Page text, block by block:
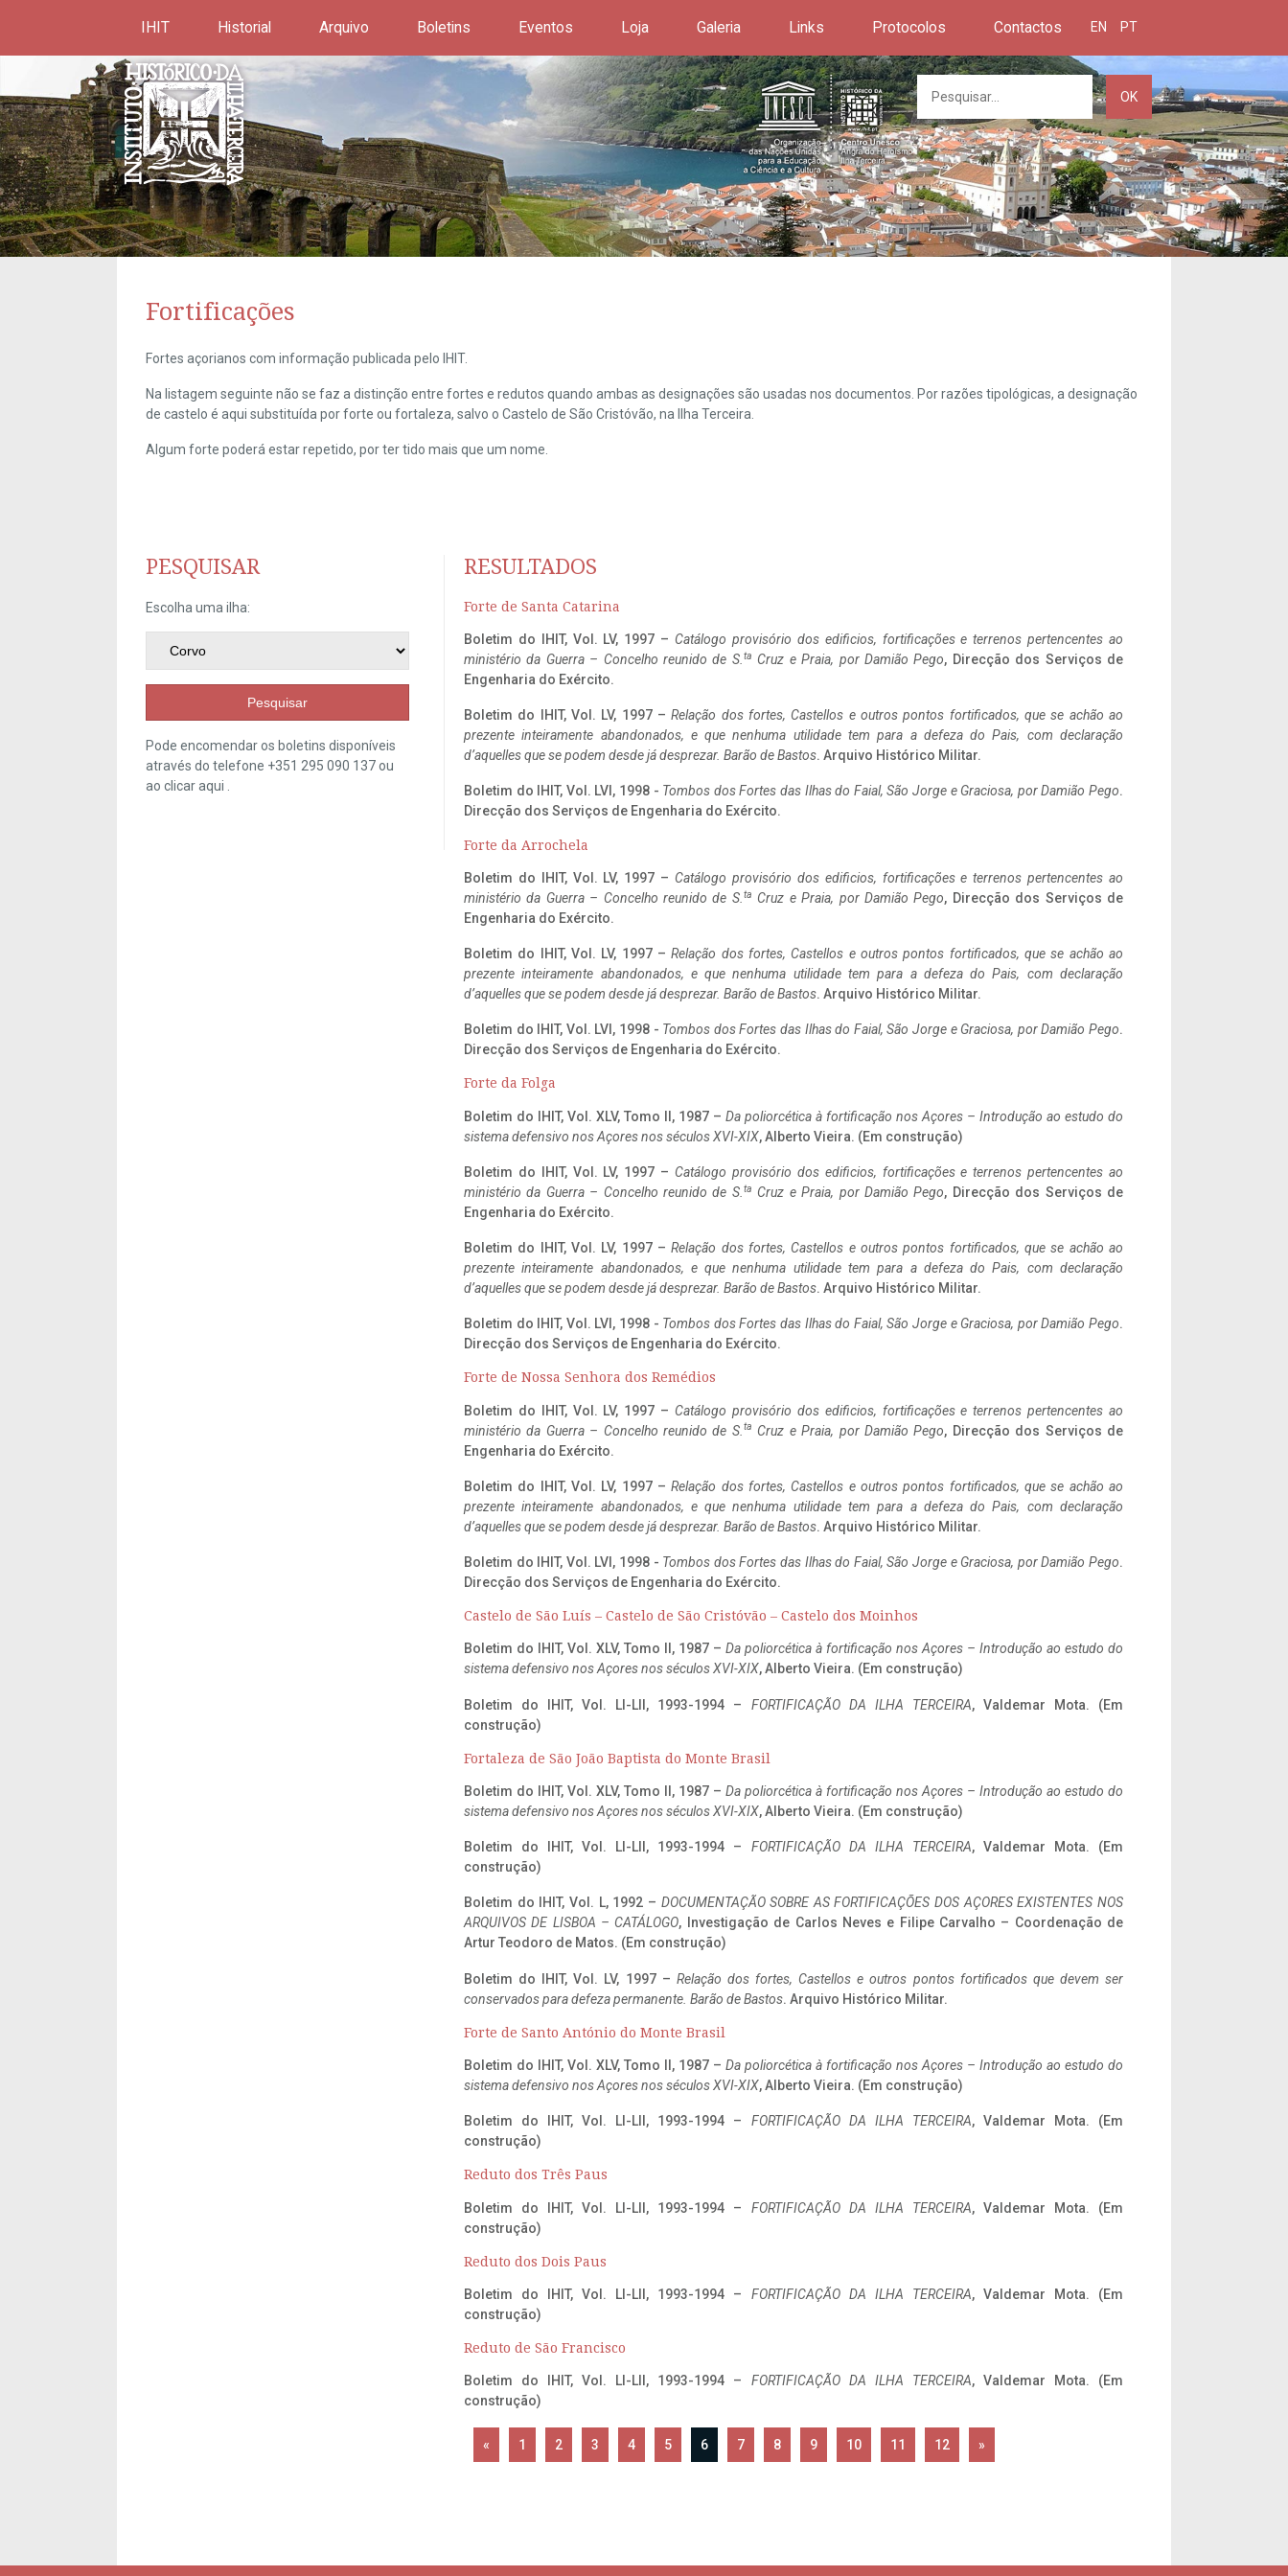
IHIT Historial Arquivo Boletins Eventos Loja Galeria Links Protocolos Contactos EN PT
OK
Fortificações
Fortes açorianos com informação publicada pelo IHIT.
Na listagem seguinte não se faz a distinção entre fortes e redutos quando ambas as designações são usadas nos documentos. Por razões tipológicas, a designação
de castelo é aqui substituída por forte ou fortaleza, salvo o Castelo de São Cristóvão, na Ilha Terceira.
Algum forte poderá estar repetido, por ter tido mais que um nome.
PESQUISAR
Escolha uma ilha:
Pesquisar
Pode encomendar os boletins disponíveis
através do telefone +351 295 090 137 ou
ao clicaraqui
RESULTADOS
Forte de Santa Catarina
Boletim do IHIT, Vol. LV, 1997 – Catálogo provisório dos edificios, fortificações e terrenos pertencentes ao
ministério da Guerra – Concelho reunido de S. ta Cruz e Praia, por Damião Pego, Direcção dos Serviços de
Engenharia do Exército.
Boletim do IHIT, Vol. LV, 1997 –Relação dos fortes, Castellos e outros pontos fortificados, que se achão ao
prezente inteiramente abandonados, e que nenhuma utilidade tem para a defeza do Pais, com declaração
d’aquelles que se podem desde já desprezar. Barão de Bastos. Arquivo Histórico Militar.
Boletim do IHIT, Vol. LVI, 1998 - Tombos dos Fortes das Ilhas do Faial, São Jorge e Graciosa, por Damião Pego.
Direcção dos Serviços de Engenharia do Exército.
Forte da Arrochela
Boletim do IHIT, Vol. LV, 1997 – Catálogo provisório dos edificios, fortificações e terrenos pertencentes ao
ministério da Guerra – Concelho reunido de S. ta Cruz e Praia, por Damião Pego, Direcção dos Serviços de
Engenharia do Exército.
Boletim do IHIT, Vol. LV, 1997 –Relação dos fortes, Castellos e outros pontos fortificados, que se achão ao
prezente inteiramente abandonados, e que nenhuma utilidade tem para a defeza do Pais, com declaração
d’aquelles que se podem desde já desprezar. Barão de Bastos. Arquivo Histórico Militar.
Boletim do IHIT, Vol. LVI, 1998 - Tombos dos Fortes das Ilhas do Faial, São Jorge e Graciosa, por Damião Pego.
Direcção dos Serviços de Engenharia do Exército.
Forte da Folga
Boletim do IHIT, Vol. XLV, Tomo II, 1987 – Da poliorcética à fortificação nos Açores – Introdução ao estudo do
sistema defensivo nos Açores nos séculos XVI-XIX, Alberto Vieira. (Em construção)
Boletim do IHIT, Vol. LV, 1997 – Catálogo provisório dos edificios, fortificações e terrenos pertencentes ao
ministério da Guerra – Concelho reunido de S. ta Cruz e Praia, por Damião Pego, Direcção dos Serviços de
Engenharia do Exército.
Boletim do IHIT, Vol. LV, 1997 –Relação dos fortes, Castellos e outros pontos fortificados, que se achão ao
prezente inteiramente abandonados, e que nenhuma utilidade tem para a defeza do Pais, com declaração
d’aquelles que se podem desde já desprezar. Barão de Bastos. Arquivo Histórico Militar.
Boletim do IHIT, Vol. LVI, 1998 - Tombos dos Fortes das Ilhas do Faial, São Jorge e Graciosa, por Damião Pego.
Direcção dos Serviços de Engenharia do Exército.
Forte de Nossa Senhora dos Remédios
Boletim do IHIT, Vol. LV, 1997 – Catálogo provisório dos edificios, fortificações e terrenos pertencentes ao
ministério da Guerra – Concelho reunido de S. ta Cruz e Praia, por Damião Pego, Direcção dos Serviços de
Engenharia do Exército.
Boletim do IHIT, Vol. LV, 1997 –Relação dos fortes, Castellos e outros pontos fortificados, que se achão ao
prezente inteiramente abandonados, e que nenhuma utilidade tem para a defeza do Pais, com declaração
d’aquelles que se podem desde já desprezar. Barão de Bastos. Arquivo Histórico Militar.
Boletim do IHIT, Vol. LVI, 1998 - Tombos dos Fortes das Ilhas do Faial, São Jorge e Graciosa, por Damião Pego.
Direcção dos Serviços de Engenharia do Exército.
Castelo de São Luís – Castelo de São Cristóvão – Castelo dos Moinhos
Boletim do IHIT, Vol. XLV, Tomo II, 1987 – Da poliorcética à fortificação nos Açores – Introdução ao estudo do
sistema defensivo nos Açores nos séculos XVI-XIX, Alberto Vieira. (Em construção)
Boletim do IHIT, Vol. LI-LII, 1993-1994 – FORTIFICAÇÃO DA ILHA TERCEIRA, Valdemar Mota. (Em
construção)
Fortaleza de São João Baptista do Monte Brasil
Boletim do IHIT, Vol. XLV, Tomo II, 1987 – Da poliorcética à fortificação nos Açores – Introdução ao estudo do
sistema defensivo nos Açores nos séculos XVI-XIX, Alberto Vieira. (Em construção)
Boletim do IHIT, Vol. LI-LII, 1993-1994 – FORTIFICAÇÃO DA ILHA TERCEIRA, Valdemar Mota. (Em
construção)
Boletim do IHIT, Vol. L, 1992 – DOCUMENTAÇÃO SOBRE AS FORTIFICAÇÕES DOS AÇORES EXISTENTES NOS
ARQUIVOS DE LISBOA – CATÁLOGO, Investigação de Carlos Neves e Filipe Carvalho – Coordenação de
Artur Teodoro de Matos. (Em construção)
Boletim do IHIT, Vol. LV, 1997 – Relação dos fortes, Castellos e outros pontos fortificados que devem ser
conservados para defeza permanente. Barão de Bastos. Arquivo Histórico Militar.
Forte de Santo António do Monte Brasil
Boletim do IHIT, Vol. XLV, Tomo II, 1987 – Da poliorcética à fortificação nos Açores – Introdução ao estudo do
sistema defensivo nos Açores nos séculos XVI-XIX, Alberto Vieira. (Em construção)
Boletim do IHIT, Vol. LI-LII, 1993-1994 – FORTIFICAÇÃO DA ILHA TERCEIRA, Valdemar Mota. (Em
construção)
Reduto dos Três Paus
Boletim do IHIT, Vol. LI-LII, 1993-1994 – FORTIFICAÇÃO DA ILHA TERCEIRA, Valdemar Mota. (Em
construção)
Reduto dos Dois Paus
Boletim do IHIT, Vol. LI-LII, 1993-1994 – FORTIFICAÇÃO DA ILHA TERCEIRA, Valdemar Mota. (Em
construção)
Reduto de São Francisco
Boletim do IHIT, Vol. LI-LII, 1993-1994 – FORTIFICAÇÃO DA ILHA TERCEIRA, Valdemar Mota. (Em
construção)
« 1 2 3 4 5 6 7 8 9 10 11 12 »